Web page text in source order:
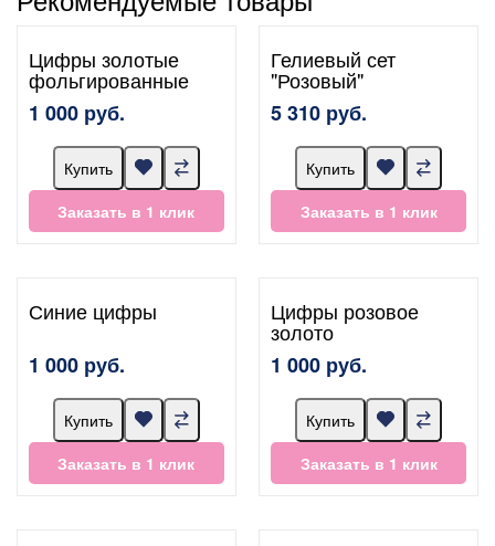
Цифры золотые
фольгированные
1 000 руб.
Купить
Заказать в 1 клик
Гелиевый сет
"Розовый"
5 310 руб.
Купить
Заказать в 1 клик
Синие цифры
1 000 руб.
Купить
Заказать в 1 клик
Цифры розовое
золото
1 000 руб.
Купить
Заказать в 1 клик